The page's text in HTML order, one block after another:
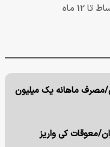
مصرف ماهانه یک میلیون
معوقات کی واریز